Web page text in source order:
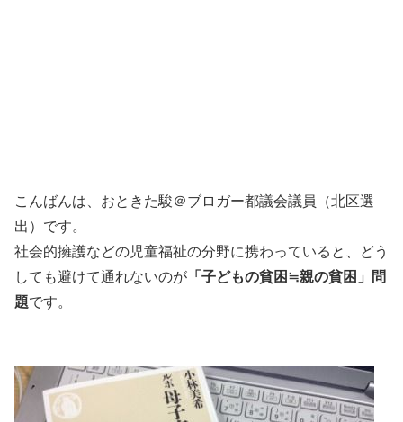
こんばんは、おときた駿＠ブロガー都議会議員（北区選
出）です。
社会的擁護などの児童福祉の分野に携わっていると、どう
しても避けて通れないのが 「子どもの貧困≒親の貧困」問
題です。